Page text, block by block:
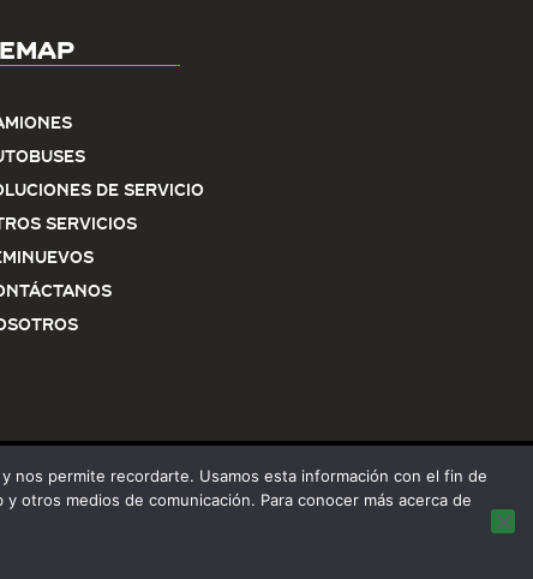
de servicio
Servicios
nos permite recordarte. Usamos esta información con el fin de
otros medios de comunicación. Para conocer más acerca de